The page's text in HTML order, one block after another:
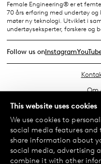
This website uses cookies
We use cookies to
social media features and
share information about
social media, advertising
combine it with other
Female Engineering® er et
70 års erfaring med undertøy og
møter ny teknologi. Utviklet i
undertøyseksperter, forskere og
Follow us onInstagram
Om
Finn din
Vanlige